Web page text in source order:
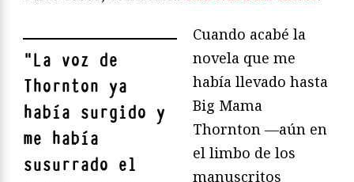
"La voz de
Thornton ya
había surgido y
me había
susurrado el
Cuando acabé la
novela que me
había llevado hasta
Big Mama
Thornton —aún en
el limbo de los
manuscritos